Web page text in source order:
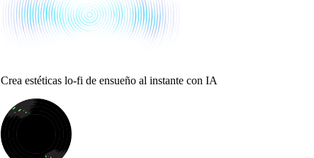
Crea estéticas lo-fi de ensueño al instante con IA